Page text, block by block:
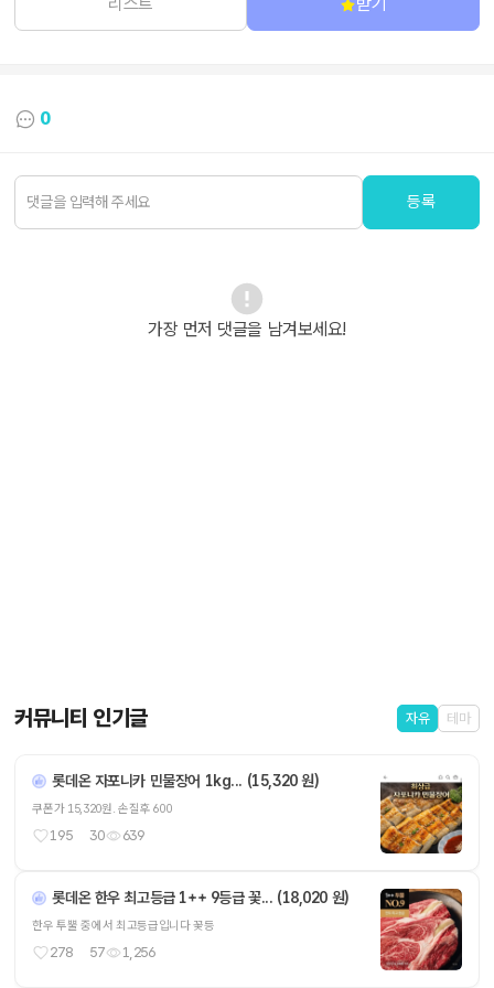
0
등록
가장 먼저 댓글을 남겨보세요!
커뮤니티 인기글 자유 테마
롯데온 자포니카 민물장어 1kg... (15,320 원)
쿠폰가 15,320원. 손질후 600
195 30 639
롯데온 한우 최고등급 1++ 9등급 꽃... (18,020 원)
한우 투뿔 중에서 최고등급입니다 꽃등
278 57 1,256